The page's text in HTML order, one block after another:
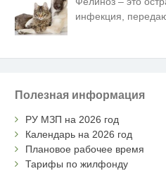
инфекция,
Полезная информация
РУ МЗП на 2026 год
Календарь на 2026 год
Плановое рабочее время
Тарифы по жилфонду